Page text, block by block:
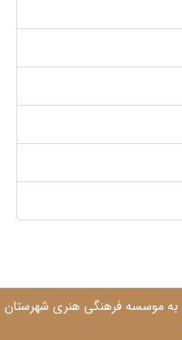
به موسسه فرهنگی هنری شهرستان